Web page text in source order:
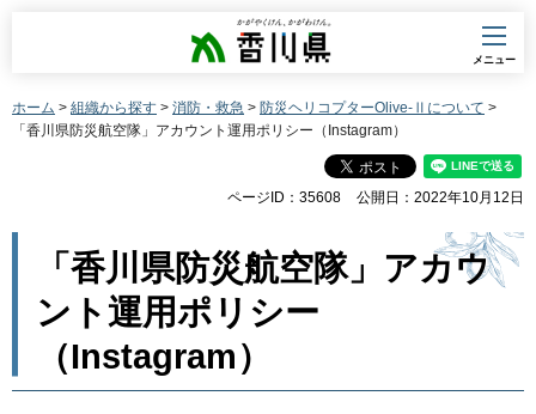
香川県
メニュー
ホーム > 組織から探す > 消防・救急 > 防災ヘリコプターOlive-Ⅱについて >
「香川県防災航空隊」アカウント運用ポリシー（Instagram）
ページID：35608 公開日：2022年10月12日
「香川県防災航空隊」アカウ
ント運用ポリシー
（Instagram）